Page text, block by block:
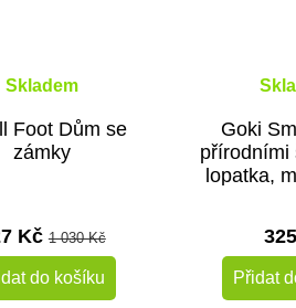
Skladem
Foot Dům se
zámky
Kč1 030 Kč
do košíku
Goki
přírodními
lopatka,
Přidat